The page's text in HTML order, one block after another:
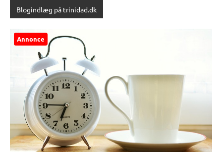
Blogindlæg på trinidad.dk
Annonce